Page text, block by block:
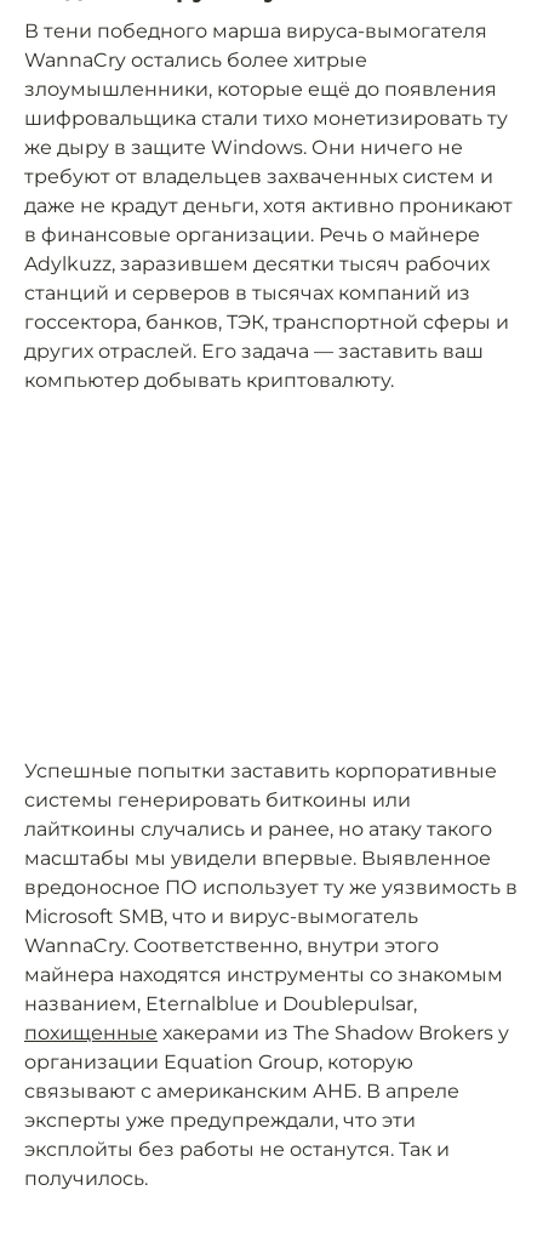
В тени победного марша вируса-вымогателя
WannaCry остались более хитрые
злоумышленники, которые ещё до появления
шифровальщика стали тихо монетизировать ту
же дыру в защите Windows. Они ничего не
требуют от владельцев захваченных систем и
даже не крадут деньги, хотя активно проникают
в финансовые организации. Речь о майнере
Adylkuzz, заразившем десятки тысяч рабочих
станций и серверов в тысячах компаний из
госсектора, банков, ТЭК, транспортной сферы и
других отраслей. Его задача — заставить ваш
компьютер добывать криптовалюту.
Успешные попытки заставить корпоративные
системы генерировать биткоины или
лайткоины случались и ранее, но атаку такого
масштабы мы увидели впервые. Выявленное
вредоносное ПО использует ту же уязвимость в
Microsoft SMB, что и вирус-вымогатель
WannaCry. Соответственно, внутри этого
майнера находятся инструменты со знакомым
названием, Eternalblue и Doublepulsar,
похищенные хакерами из The Shadow Brokers у
организации Equation Group, которую
связывают с американским АНБ. В апреле
эксперты уже предупреждали, что эти
эксплойты без работы не останутся. Так и
получилось.